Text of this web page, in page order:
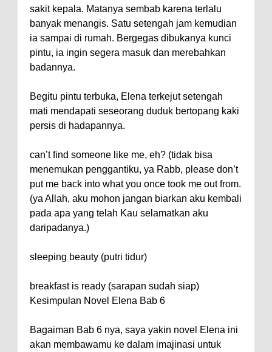
sakit kepala. Matanya sembab karena terlalu
banyak menangis. Satu setengah jam kemudian
ia sampai di rumah. Bergegas dibukanya kunci
pintu, ia ingin segera masuk dan merebahkan
badannya.
Begitu pintu terbuka, Elena terkejut setengah
mati mendapati seseorang duduk bertopang kaki
persis di hadapannya.
can’t find someone like me, eh? (tidak bisa
menemukan penggantiku, ya Rabb, please don’t
put me back into what you once took me out from.
(ya Allah, aku mohon jangan biarkan aku kembali
pada apa yang telah Kau selamatkan aku
daripadanya.)
sleeping beauty (putri tidur)
breakfast is ready (sarapan sudah siap)
Kesimpulan Novel Elena Bab 6
Bagaiman Bab 6 nya, saya yakin novel Elena ini
akan membawamu ke dalam imajinasi untuk